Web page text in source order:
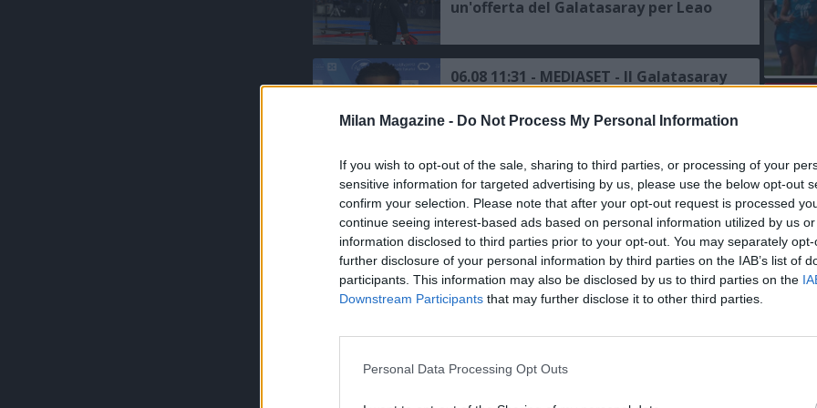
Milan Magazine - Do Not Process My Personal Information
If you wish to opt-out of the sale, sharing to third parties, or processing of your
sensitive information for targeted advertising by us, please use the below opt-out
confirm your selection. Please note that after your opt-out request is processed
continue seeing interest-based ads based on personal information utilized by us
information disclosed to third parties prior to your opt-out. You may separately
further disclosure of your personal information by third parties on the IAB’s list of
participants. This information may also be disclosed by us to third parties on the
Downstream Participants that may further disclose it to other third parties.
Personal Data Processing Opt Outs
un'offerta del Galatasaray per Leao
06.08 11:31 - MEDIASET - Il Galatasaray
ci riprova per Leao: pronta la prima
offerta al Milan
06.08 00:18 - JASHARI - L'agente: "Ha le
qualità per giocare in questo Milan"
05.08 16:12 - SKY - Milan, Amorim:
"Buon test, ma bisogna migliorare"
05.08 15:36 - AMICHEVOLI - Milan-Inter
della stagione, Nkunku su rigore